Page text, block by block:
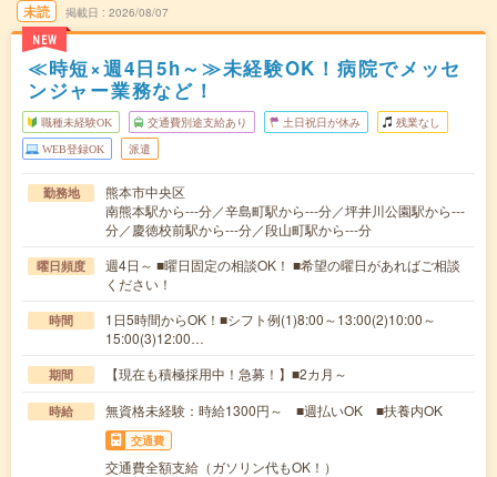
未読
NEW
掲載日 2026/08/07
≪時短×週4日5h～≫未経験OK！病院でメッセ
ンジャー業務など！
職種未経験OK 交通費別途支給あり 土日祝日が休み 残業なし
WEB登録OK 派遣
勤務地
熊本市中央区
南熊本駅から---分／辛島町駅から---分／坪井川公園駅から---
分／慶徳校前駅から---分／段山町駅から---分
曜日頻度
週4日～ ■曜日固定の相談OK！ ■希望の曜日があればご相談
ください！
時間
1日5時間からOK！■シフト例(1)8:00～13:00(2)10:00～
15:00(3)12:00…
期間 【現在も積極採用中！急募！】■2カ月～
時給 無資格未経験：時給1300円～ ■週払いOK ■扶養内OK
交通費
交通費全額支給（ガソリン代もOK！）